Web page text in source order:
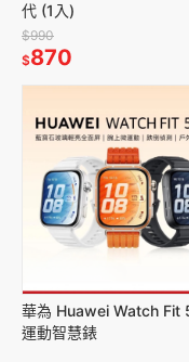
代 (1入)
$990
$870
華為 Huawei Watch Fit
運動智慧錶